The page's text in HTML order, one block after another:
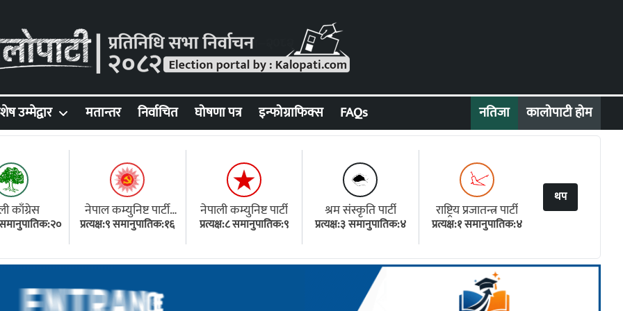
नतिजा कालोपाटी होम
उम्मेद्वार मतान्तर निर्वाचित घोषणा पत्र इन्फोग्राफिक्स FAQs
काँग्रेस
समानुपातिक:२०
नेपाल कम्युनिष्ट पार्टी
(एमाले)
प्रत्यक्ष:९ समानुपातिक:१६
नेपाली कम्युनिष्ट पार्टी
प्रत्यक्ष:८ समानुपातिक:९
श्रम संस्कृति पार्टी
प्रत्यक्ष:३ समानुपातिक:४
राष्ट्रिय प्रजातन्त्र पार्टी
प्रत्यक्ष:१ समानुपातिक:४
थप